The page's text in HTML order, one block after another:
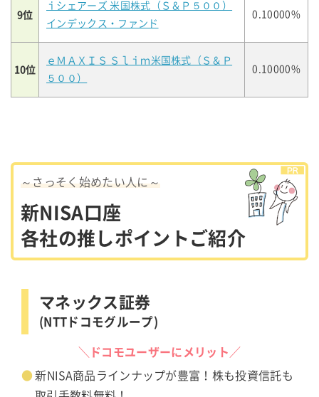
9位
ｉシェアーズ 米国株式（Ｓ＆Ｐ５００）
インデックス・ファンド
0.10000%
10位
ｅＭＡＸＩＳ Ｓｌｉｍ米国株式（Ｓ＆Ｐ
５００）
0.10000%
～さっそく始めたい人に～
新NISA口座
各社の推しポイントご紹介
マネックス証券
(NTTドコモグループ)
＼ドコモユーザーにメリット／
新NISA商品ラインナップが豊富！株も投資信託も